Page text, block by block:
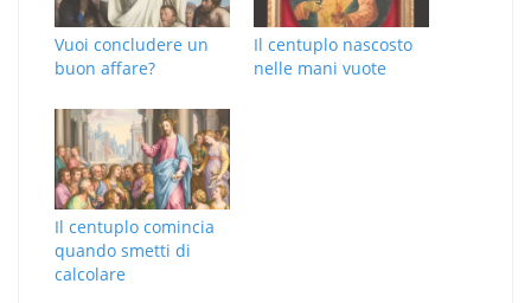
Vuoi concludere un
buon affare?
Il centuplo nascosto
nelle mani vuote
Il centuplo comincia
quando smetti di
calcolare